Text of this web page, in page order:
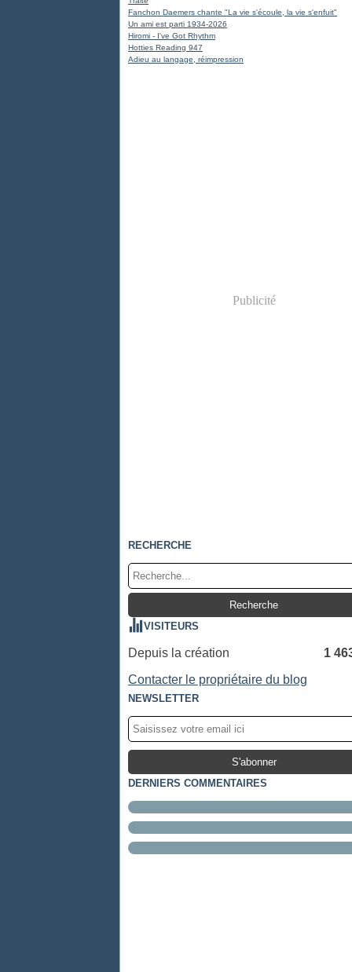
Fanchon Daemers chante "La vie s'écoule, la vie s'enfuit"
Un ami est parti 1934-2026
Hiromi - I've Got Rhythm
Hotties Reading 947
Adieu au langage, réimpression
Publicité
RECHERCHE
VISITEURS
Depuis la création
1
Contacter le propriétaire du blog
NEWSLETTER
DERNIERS COMMENTAIRES